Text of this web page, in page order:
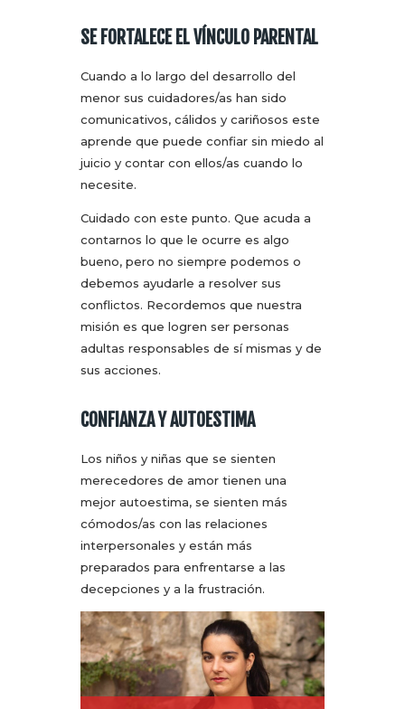
SE FORTALECE EL VÍNCULO PARENTAL
Cuando a lo largo del desarrollo del
menor sus cuidadores/as han sido
comunicativos, cálidos y cariñosos este
aprende que puede confiar sin miedo al
juicio y contar con ellos/as cuando lo
necesite.
Cuidado con este punto. Que acuda a
contarnos lo que le ocurre es algo
bueno, pero no siempre podemos o
debemos ayudarle a resolver sus
conflictos. Recordemos que nuestra
misión es que logren ser personas
adultas responsables de sí mismas y de
sus acciones.
CONFIANZA Y AUTOESTIMA
Los niños y niñas que se sienten
merecedores de amor tienen una
mejor autoestima, se sienten más
cómodos/as con las relaciones
interpersonales y están más
preparados para enfrentarse a las
decepciones y a la frustración.